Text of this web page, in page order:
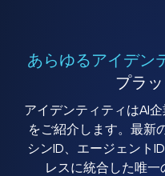
あらゆるアイデン
プラ
アイデンティティはAI
をご紹介します。最新
シンID、エージェント
レスに統合した唯一